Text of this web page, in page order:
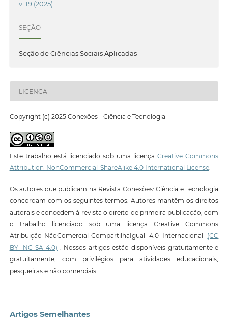
v. 19 (2025)
SEÇÃO
Seção de Ciências Sociais Aplicadas
LICENÇA
Copyright (c) 2025 Conexões - Ciência e Tecnologia
Este trabalho está licenciado sob uma licençaCreative Commons
Attribution-NonCommercial-ShareAlike 4.0 International License.
Os autores que publicam na Revista Conexões: Ciência e Tecnologia
concordam com os seguintes termos: Autores mantêm os direitos
autorais e concedem à revista o direito de primeira publicação, com
o trabalho licenciado sob uma licença Creative Commons
Atribuição-NãoComercial-CompartilhaIgual 4.0 Internacional (CC
BY -NC-SA 4.0) . Nossos artigos estão disponíveis gratuitamente e
gratuitamente, com privilégios para atividades educacionais,
pesqueiras e não comerciais.
Artigos Semelhantes